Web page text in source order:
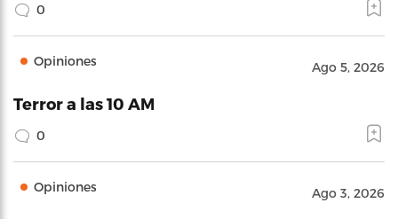
0
Opiniones Ago 5, 2026
Terror a las 10 AM
0
Opiniones Ago 3, 2026